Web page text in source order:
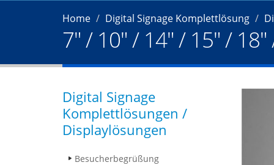
Home Digital Signage Komplettlösung
7" / 10" / 14" / 15" /
Digital Signage
Komplettlösungen /
Displaylösungen
Besucherbegrüßung